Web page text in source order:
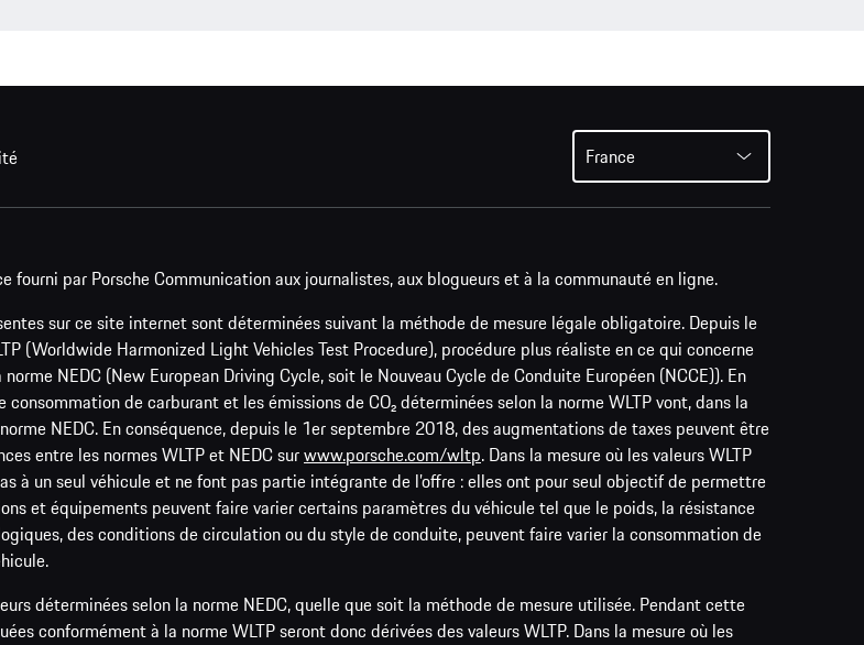
France
fourni par Porsche Communication aux journalistes, aux blogueurs et à la communauté en ligne.
sur ce site internet sont déterminées suivant la méthode de mesure légale obligatoire. Depuis le
(Worldwide Harmonized Light Vehicles Test Procedure), procédure plus réaliste en ce qui concerne
NEDC (New European Driving Cycle, soit le Nouveau Cycle de Conduite Européen (NCCE)). En
de carburant et les émissions de CO₂ déterminées selon la norme WLTP vont, dans la
NEDC. En conséquence, depuis le 1er septembre 2018, des augmentations de taxes peuvent être
entre les normes WLTP et NEDC surwww.porsche.com/wltp. Dans la mesure où les valeurs WLTP
à un seul véhicule et ne font pas partie intégrante de l’offre : elles ont pour seul objectif de permettre
et équipements peuvent faire varier certains paramètres du véhicule tel que le poids, la résistance
des conditions de circulation ou du style de conduite, peuvent faire varier la consommation de
déterminées selon la norme NEDC, quelle que soit la méthode de mesure utilisée. Pendant cette
conformément à la norme WLTP seront donc dérivées des valeurs WLTP. Dans la mesure où les